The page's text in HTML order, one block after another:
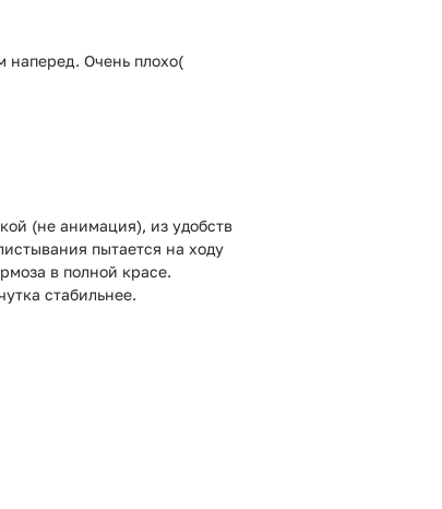
наперед. Очень плохо(
(не анимация), из удобств
пытается на ходу
в полной красе.
стабильнее.